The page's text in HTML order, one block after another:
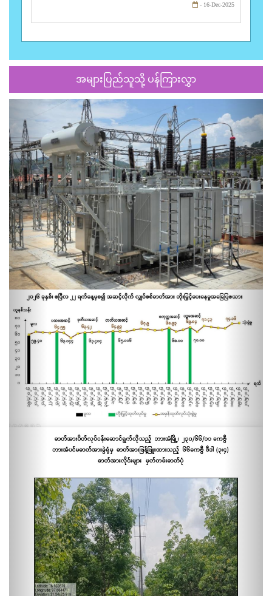
- 16-Dec-2025
အများပြည်သူသို့ ပန်ကြားလွှာ
Previous